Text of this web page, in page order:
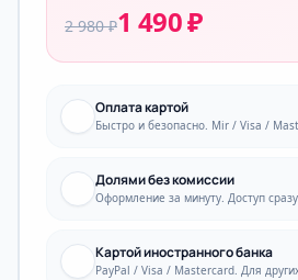
2 980 ₽1 490 ₽
Оплата картой
Быстро и безопасно. Mir / Visa /
Долями без комиссии
Оформление за минуту. Доступ
Картой иностранного банка
PayPal / Visa / Mastercard. Для